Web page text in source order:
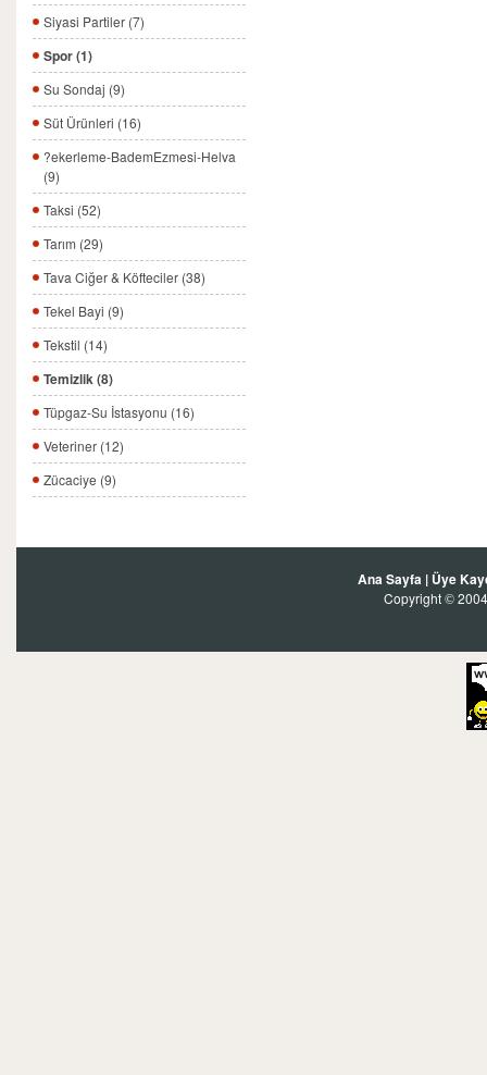
Siyasi Partiler (7)
Spor (1)
Su Sondaj (9)
Süt Ürünleri (16)
?ekerleme-BademEzmesi-Helva
(9)
Taksi (52)
Tarım (29)
Tava Ciğer & Köfteciler (38)
Tekel Bayi (9)
Tekstil (14)
Temizlik (8)
Tüpgaz-Su İstasyonu (16)
Veteriner (12)
Zücaciye (9)
Ana Sayfa | Üye
Copyright ©